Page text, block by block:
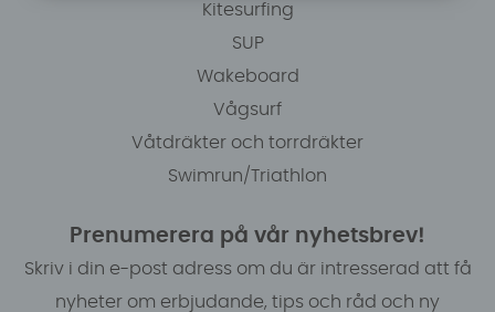
Kitesurfing
SUP
Wakeboard
Vågsurf
Våtdräkter och torrdräkter
Swimrun/Triathlon
Prenumerera på vår nyhetsbrev!
Skriv i din e-post adress om du är intresserad att få
nyheter om erbjudande, tips och råd och ny